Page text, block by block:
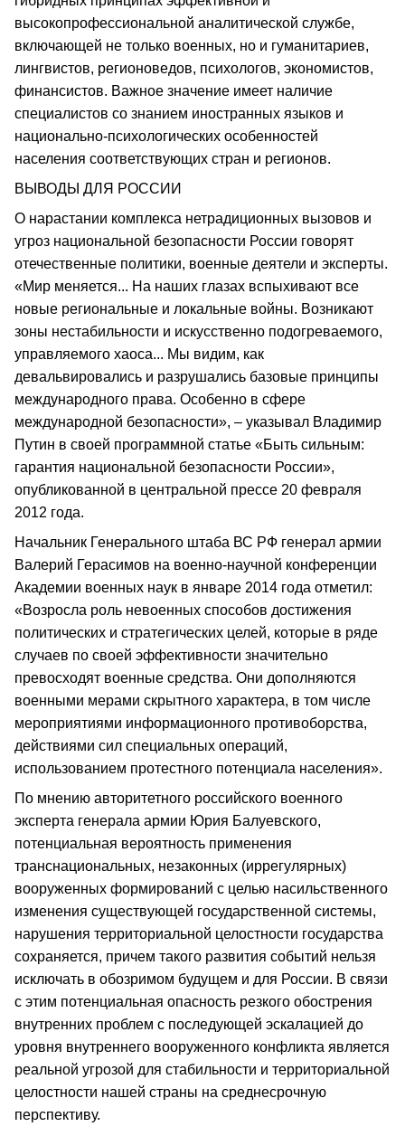
высокопрофессиональной аналитической службе,
включающей не только военных, но и гуманитариев,
лингвистов, регионоведов, психологов, экономистов,
финансистов. Важное значение имеет наличие
специалистов со знанием иностранных языков и
национально-психологических особенностей
населения соответствующих стран и регионов.
ВЫВОДЫ ДЛЯ РОССИИ
О нарастании комплекса нетрадиционных вызовов и
угроз национальной безопасности России говорят
отечественные политики, военные деятели и эксперты.
«Мир меняется... На наших глазах вспыхивают все
новые региональные и локальные войны. Возникают
зоны нестабильности и искусственно подогреваемого,
управляемого хаоса... Мы видим, как
девальвировались и разрушались базовые принципы
международного права. Особенно в сфере
международной безопасности», – указывал Владимир
Путин в своей программной статье «Быть сильным:
гарантия национальной безопасности России»,
опубликованной в центральной прессе 20 февраля
2012 года.
Начальник Генерального штаба ВС РФ генерал армии
Валерий Герасимов на военно-научной конференции
Академии военных наук в январе 2014 года отметил:
«Возросла роль невоенных способов достижения
политических и стратегических целей, которые в ряде
случаев по своей эффективности значительно
превосходят военные средства. Они дополняются
военными мерами скрытного характера, в том числе
мероприятиями информационного противоборства,
действиями сил специальных операций,
использованием протестного потенциала населения».
По мнению авторитетного российского военного
эксперта генерала армии Юрия Балуевского,
потенциальная вероятность применения
транснациональных, незаконных (иррегулярных)
вооруженных формирований с целью насильственного
изменения существующей государственной системы,
нарушения территориальной целостности государства
сохраняется, причем такого развития событий нельзя
исключать в обозримом будущем и для России. В связи
с этим потенциальная опасность резкого обострения
внутренних проблем с последующей эскалацией до
уровня внутреннего вооруженного конфликта является
реальной угрозой для стабильности и территориальной
целостности нашей страны на среднесрочную
перспективу.